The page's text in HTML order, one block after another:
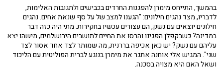
בהמשך, התייחס מימרן להפגנות החרדים בכבישים ולתגובות האלימות,
לדבריו, מצד נהגים חילונים: "הגענו למצב של על סף שנאת אחים. נהגים
חילונים יוצאים עם נשק, הם עצורים עכשיו בחקירות. מתי היה כזה דבר
במדינה? כשבקפלן הפגינו והרסו את החיים לתושבים הירושלמים, מישהו יצא
עליהם עם נשק? יש כאן אכיפה בררנית, מה שמותר לצד אחד אסור לצד
שני". המגיש אלי אוחנה אתגר את מימרן בנוגע לברית הפוליטית עם הליכוד
ושאל האם היא מצויה בסכנה.